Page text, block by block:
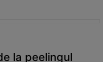
la peelingul